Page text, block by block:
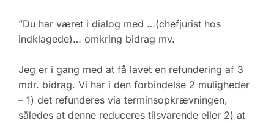
”Du har været i dialog med …(chefjurist hos
indklagede)… omkring bidrag mv.
Jeg er i gang med at få lavet en refundering af 3
mdr. bidrag. Vi har i den forbindelse 2 muligheder
– 1) det refunderes via terminsopkrævningen,
således at denne reduceres tilsvarende eller 2) at